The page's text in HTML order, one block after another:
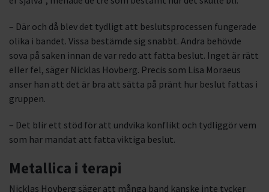
– Där och då blev det tydligt att beslutsprocessen fungerade
olika i bandet. Vissa bestämde sig snabbt. Andra behövde
sova på saken innan de var redo att fatta beslut. Inget är rätt
eller fel, säger Nicklas Hovberg. Precis som Lisa Moraeus
anser han att det är bra att sätta på pränt hur beslut fattas i
gruppen.
– Det blir ett stöd för att undvika konflikt och tydliggör vem
som har mandat att fatta viktiga beslut.
Metallica i terapi
Nicklas Hovberg säger att många band kanske inte tycker